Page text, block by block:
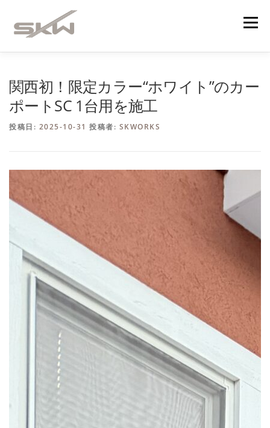
ツ
メニュー
関西初！限定カラー“ホワイト”のカー
ポートSC 1台用を施工
投稿日: 2025-10-31 投稿者: SKWORKS